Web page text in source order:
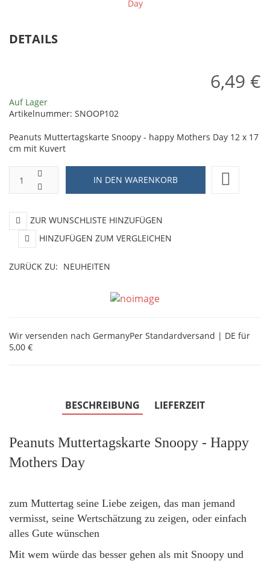
DETAILS
6,49 €
Auf Lager
Artikelnummer: SNOOP102
Peanuts Muttertagskarte Snoopy - happy Mothers Day 12 x 17
cm mit Kuvert
ZUR WUNSCHLISTE HINZUFÜGEN
HINZUFÜGEN ZUM VERGLEICHEN
ZURÜCK ZU: NEUHEITEN
Wir versenden nach GermanyPer Standardversand | DE für
5,00 €
BESCHREIBUNG LIEFERZEIT
Peanuts Muttertagskarte Snoopy - Happy
Mothers Day
zum Muttertag seine Liebe zeigen, das man jemand
vermisst, seine Wertschätzung zu zeigen, oder einfach
alles Gute wünschen
Mit wem würde das besser gehen als mit Snoopy und